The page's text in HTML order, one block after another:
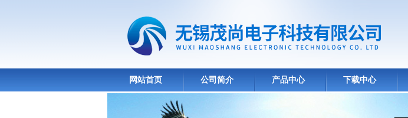
网站首页 公司简介 产品中心 下载中心